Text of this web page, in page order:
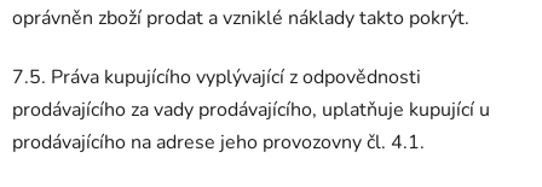
oprávněn zboží prodat a vzniklé náklady takto pokrýt.
7.5. Práva kupujícího vyplývající z odpovědnosti
prodávajícího za vady prodávajícího, uplatňuje kupující u
prodávajícího na adrese jeho provozovny čl. 4.1.